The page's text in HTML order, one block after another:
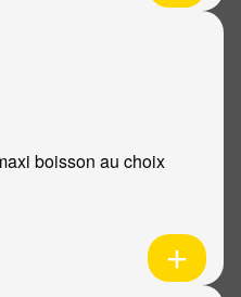
boisson au choix